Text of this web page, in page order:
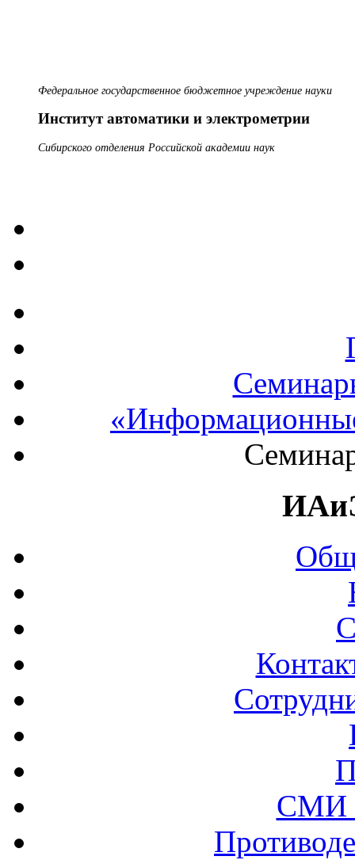
Федеральное государственное бюджетное учреждение науки
Институт автоматики и электрометрии
Сибирского отделения Российской академии наук
СМИ